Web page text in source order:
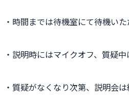
・時間までは待機室にて待機い
・説明時にはマイクオフ、質疑
・質疑がなくなり次第、説明会